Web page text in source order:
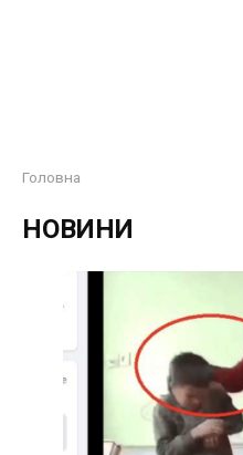
Головна
НОВИНИ